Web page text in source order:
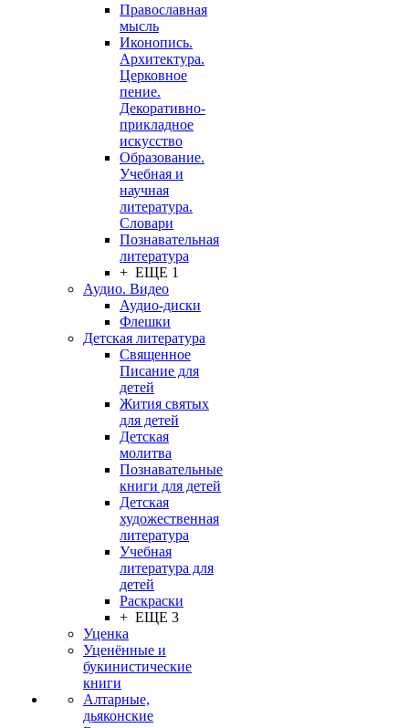
Православная
мысль
Иконопись.
Архитектура.
Церковное
пение.
Декоративно-
прикладное
искусство
Образование.
Учебная и
научная
литература.
Словари
Познавательная
литература
+ ЕЩЕ 1
Аудио. Видео
Аудио-диски
Флешки
Детская литература
Священное
Писание для
детей
Жития святых
для детей
Детская
молитва
Познавательные
книги для детей
Детская
художественная
литература
Учебная
литература для
детей
Раскраски
+ ЕЩЕ 3
Уценка
Уценённые и
букинистические
книги
Алтарные,
дьяконские